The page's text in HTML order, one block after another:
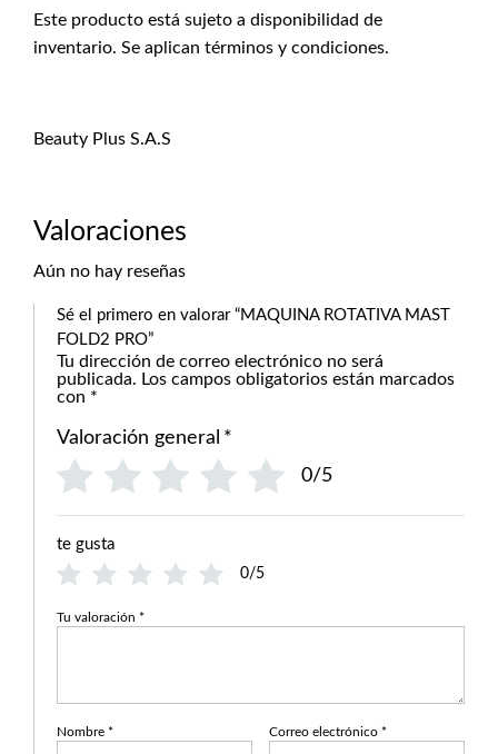
Este producto está sujeto a disponibilidad de
inventario. Se aplican términos y condiciones.
Beauty Plus S.A.S
Valoraciones
Aún no hay reseñas
Sé el primero en valorar “MAQUINA ROTATIVA MAST
FOLD2 PRO”
Tu dirección de correo electrónico no será
publicada. Los campos obligatorios están marcados
con *
Valoración general *
0/5
te gusta
0/5
Tu valoración *
Nombre * Correo electrónico *